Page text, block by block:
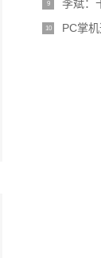
9 李斌：十年
10 PC掌